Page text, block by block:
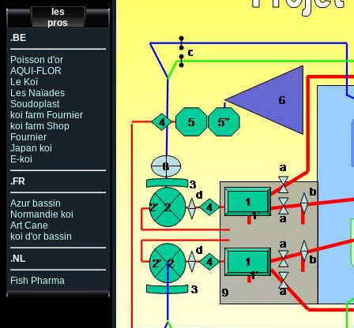
les
pros
.BE
Poisson d'or
AQUI-FLOR
Le Koï
Les Naïades
Soudoplast
koi farm Fournier
koi farm Shop
Fournier
Japan koi
E-koi
.FR
Azur bassin
Normandie koi
Art Cane
koi d'or bassin
.NL
Fish Pharma